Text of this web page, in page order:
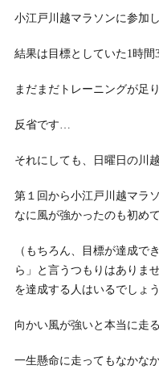
小江戸川越マラソンに参加
結果は目標としていた1時
まだまだトレーニングが足
反省です…
それにしても、日曜日の川
第１回から小江戸川越マラ
なに風が強かったのも初め
（もちろん、目標が達成で
ら」と言うつもりはありま
を達成する人はいるでしょう
向かい風が強いと本当に走
一生懸命に走ってもなかな